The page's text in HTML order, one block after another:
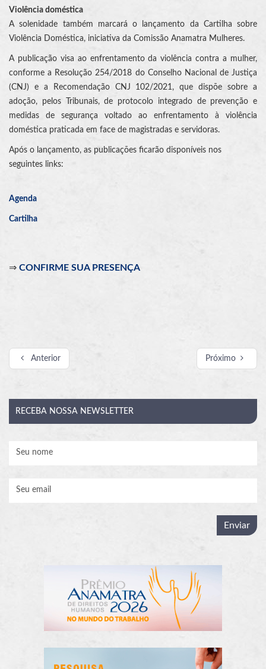
Violência doméstica
A solenidade também marcará o lançamento da Cartilha sobre
Violência Doméstica, iniciativa da Comissão Anamatra Mulheres.
A publicação visa ao enfrentamento da violência contra a mulher,
conforme a Resolução 254/2018 do Conselho Nacional de Justiça
(CNJ) e a Recomendação CNJ 102/2021, que dispõe sobre a
adoção, pelos Tribunais, de protocolo integrado de prevenção e
medidas de segurança voltado ao enfrentamento à violência
doméstica praticada em face de magistradas e servidoras.
Após o lançamento, as publicações ficarão disponíveis nos
seguintes links:
Agenda
Cartilha
⇒ CONFIRME SUA PRESENÇA
Anterior Próximo
RECEBA NOSSA NEWSLETTER